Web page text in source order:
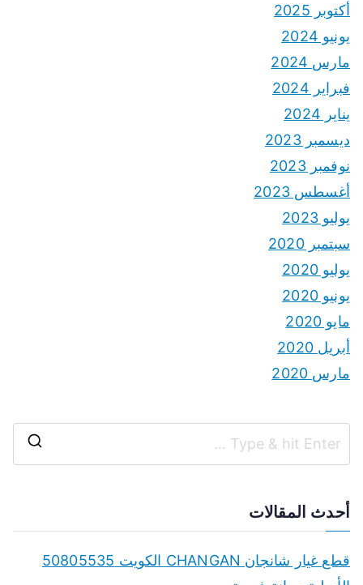
أكتوبر 2025
يونيو 2024
مارس 2024
فبراير 2024
يناير 2024
ديسمبر 2023
نوفمبر 2023
أغسطس 2023
يوليو 2023
سبتمبر 2020
يوليو 2020
يونيو 2020
مايو 2020
أبريل 2020
مارس 2020
r
أحدث المقالات
قطع غيار شانجان CHANGAN الكويت 50805535